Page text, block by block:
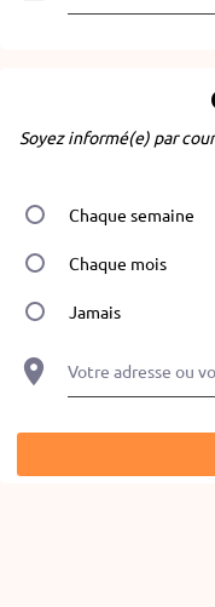
Soyez informé(e) par
Chaque semaine
Chaque mois
Jamais
Votre adresse ou